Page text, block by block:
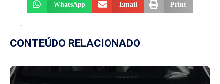
WhatsApp Email Print
CONTEÚDO RELACIONADO